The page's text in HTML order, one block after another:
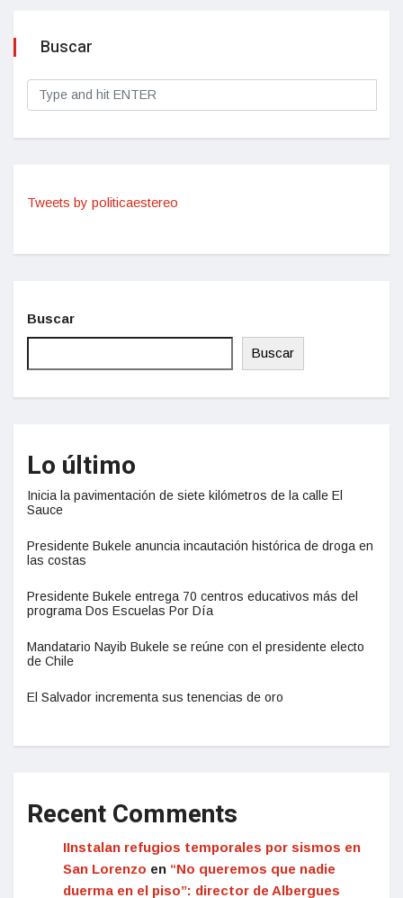
Buscar
Tweets by politicaestereo
Buscar
Buscar
Lo último
Inicia la pavimentación de siete kilómetros de la calle El
Sauce
Presidente Bukele anuncia incautación histórica de droga en
las costas
Presidente Bukele entrega 70 centros educativos más del
programa Dos Escuelas Por Día
Mandatario Nayib Bukele se reúne con el presidente electo
de Chile
El Salvador incrementa sus tenencias de oro
Recent Comments
IInstalan refugios temporales por sismos en
San Lorenzo en “No queremos que nadie
duerma en el piso”: director de Albergues